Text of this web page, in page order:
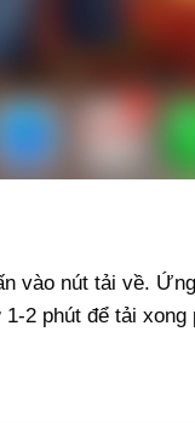
vào nút tải về.
2 phút để tải xong